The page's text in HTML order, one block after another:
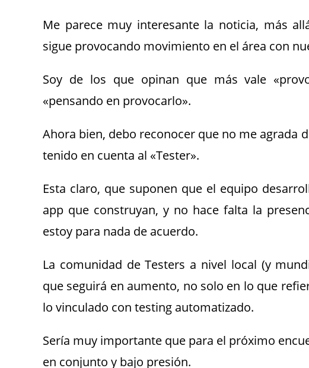
Me parece muy interesante la noticia, más
sigue provocando movimiento en el área con
Soy de los que opinan que más vale
«pensando en provocarlo».
Ahora bien, debo reconocer que no me agrada
tenido en cuenta al «Tester».
Esta claro, que suponen que el equipo
app que construyan, y no hace falta la
estoy para nada de acuerdo.
La comunidad de Testers a nivel local (y
que seguirá en aumento, no solo en lo que
lo vinculado con testing automatizado.
Sería muy importante que para el próximo
en conjunto y bajo presión.